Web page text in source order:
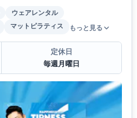
ウェアレンタル
マットピラティス もっと見る
定休日
毎週月曜日